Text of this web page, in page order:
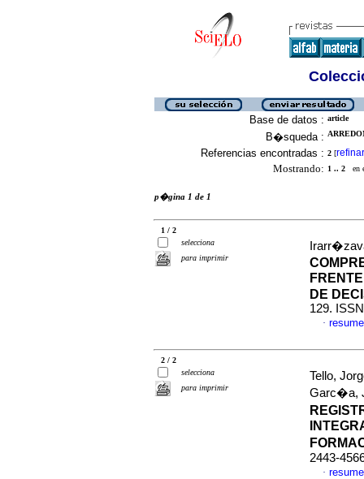
Base de datos : article
B�squeda :
Referencias encontradas : 2 [refinar
Mostrando: 1 .. 2 en
p�gina 1 de 1
1 / 2
selecciona
para imprimir
DE
129.
·
2 / 2
selecciona
para imprimir
Tello,
Garc�a,
2443-
·